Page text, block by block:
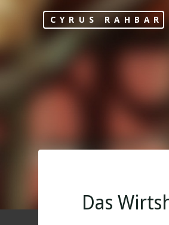
content
CYRUS RAHBAR
Das